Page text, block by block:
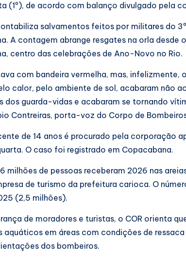
(1º), de acordo com balanço divulgado pela
salvamentos feitos por militares do
A contagem abrange resgates na orla desde
centro das celebrações de Ano-Novo no Rio.
com bandeira vermelha, mas, infelizmente,
calor, pelo ambiente de sol, acabaram não
dos guarda-vidas e acabaram se tornando
Contreiras, porta-voz do Corpo de
de 14 anos é procurado pela corporação
O caso foi registrado em Copacabana.
milhões de pessoas receberam 2026 nas
de turismo da prefeitura carioca. O
(2,5 milhões).
de moradores e turistas, o COR orienta
aquáticos em áreas com condições de
dos bombeiros.